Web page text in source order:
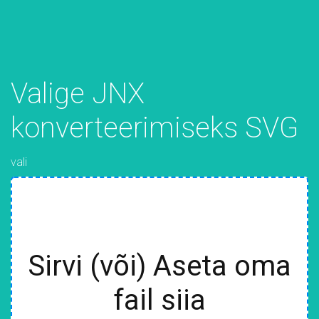
Valige JNX
konverteerimiseks SVG
vali
Sirvi (või) Aseta oma
fail siia